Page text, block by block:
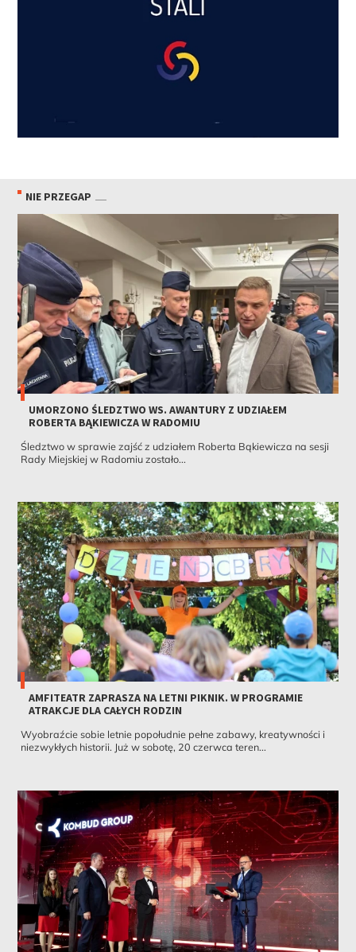
NIE PRZEGAP
UMORZONO ŚLEDZTWO WS. AWANTURY Z UDZIAŁEM
ROBERTA BĄKIEWICZA W RADOMIU
Śledztwo w sprawie zajść z udziałem Roberta Bąkiewicza na sesji
Rady Miejskiej w Radomiu zostało...
AMFITEATR ZAPRASZA NA LETNI PIKNIK. W PROGRAMIE
ATRAKCJE DLA CAŁYCH RODZIN
Wyobraźcie sobie letnie popołudnie pełne zabawy, kreatywności i
niezwykłych historii. Już w sobotę, 20 czerwca teren...